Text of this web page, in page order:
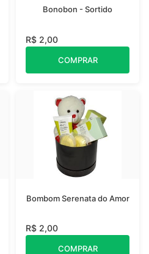
Bonobon - Sortido
R$ 2,00
COMPRAR
Bombom Serenata do Amor
R$ 2,00
COMPRAR